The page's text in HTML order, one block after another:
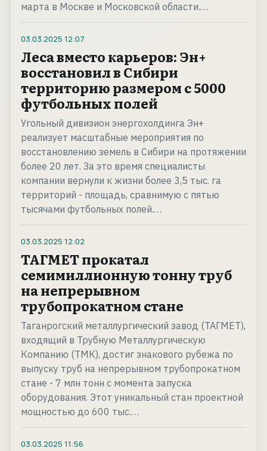
марта в Москве и Московской области.…
03.03.2025 12:07
Леса вместо карьеров: Эн+
восстановил в Сибири
территорию размером с 5000
футбольных полей
Угольный дивизион энергохолдинга Эн+
реализует масштабные мероприятия по
восстановлению земель в Сибири на протяжении
более 20 лет. За это время специалисты
компании вернули к жизни более 3,5 тыс. га
территорий - площадь, сравнимую с пятью
тысячами футбольных полей.…
03.03.2025 12:02
ТАГМЕТ прокатал
семимиллионную тонну труб
на непрерывном
трубопрокатном стане
Таганрогский металлургический завод (ТАГМЕТ),
входящий в Трубную Металлургическую
Компанию (ТМК), достиг знакового рубежа по
выпуску труб на непрерывном трубопрокатном
стане - 7 млн тонн с момента запуска
оборудования. Этот уникальный стан проектной
мощностью до 600 тыс.…
03.03.2025 11:56